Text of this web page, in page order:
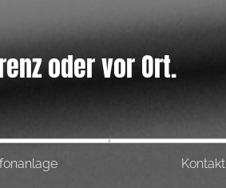
oder vor Ort.
Kontakt